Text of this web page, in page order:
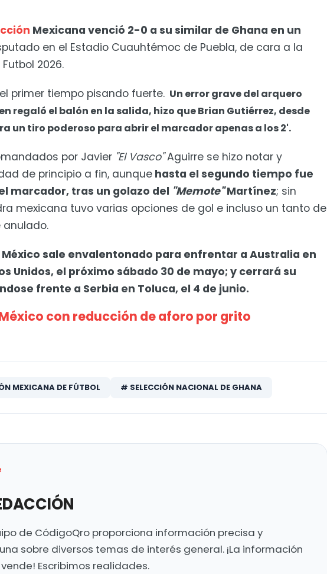
Mexicana venció 2-0 a su similar de Ghana en un
en el Estadio Cuauhtémoc de Puebla, de cara a la
2026.
primer tiempo pisando fuerte. Un error grave del arquero
regaló el balón en la salida, hizo que Brian Gutiérrez, desde
un tiro poderoso para abrir el marcador apenas a los 2'.
por Javier "El Vasco"Aguirre se hizo notar y
de principio a fin, aunque hasta el segundo tiempo fue
marcador, tras un golazo del "Memote"Martínez; sin
mexicana tuvo varias opciones de gol e incluso un tanto de
anulado.
México sale envalentonado para enfrentar a Australia en
Unidos, el próximo sábado 30 de mayo; y cerrará su
frente a Serbia en Toluca, el 4 de junio.
con reducción de aforo por grito
MEXICANA DE FÚTBOL # SELECCIÓN NACIONAL DE GHANA
de CódigoQro proporciona información precisa y
sobre diversos temas de interés general. ¡La información
Escribimos realidades.